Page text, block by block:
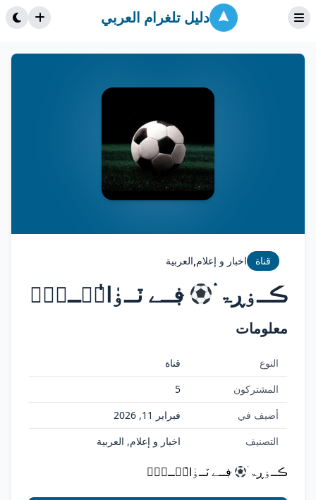
دليل تلغرام العربي
قناة اخبار و إعلام,العربية
ڪــۏڕۃ ۛ ּڣــﮯ ٽــۏٰا̍نۨــۑْۧ
معلومات
النوع
قناة
المشتركون
5
أضيف في
فبراير 11, 2026
التصنيف
اخبار و إعلام, العربية
ڪــۏڕۃ ۛ ּڣــﮯ ٽــۏٰا̍نۨــۑْۧ